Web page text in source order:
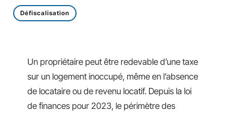
Défiscalisation
Un propriétaire peut être redevable d’une taxe
sur un logement inoccupé, même en l’absence
de locataire ou de revenu locatif. Depuis la loi
de finances pour 2023, le périmètre des